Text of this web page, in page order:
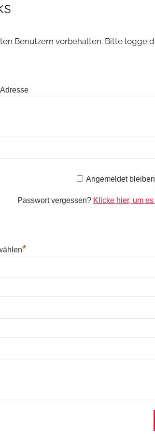
Benutzern vorbehalten. Bitte logge
Angemeldet bleiben
Passwort vergessen? Klicke hier, um
*